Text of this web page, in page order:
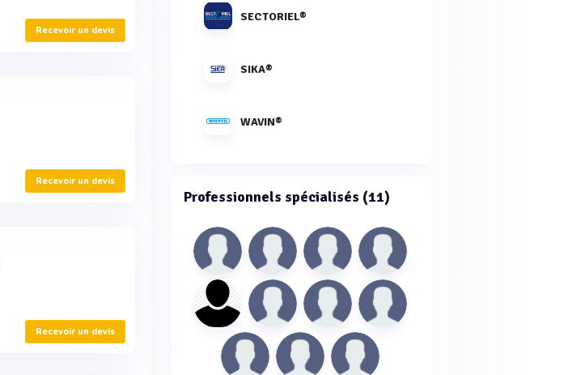
Recevoir un devis
Recevoir un devis
Recevoir un devis
SECTORIEL®
SIKA®
WAVIN®
Professionnels spécialisés (11)